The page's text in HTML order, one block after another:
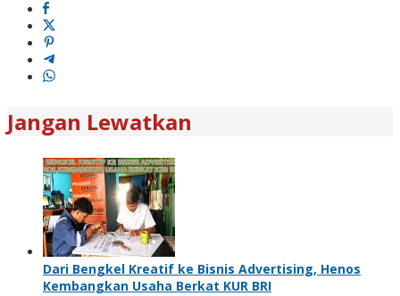
Jangan Lewatkan
Dari Bengkel Kreatif ke Bisnis Advertising, Henos
Kembangkan Usaha Berkat KUR BRI